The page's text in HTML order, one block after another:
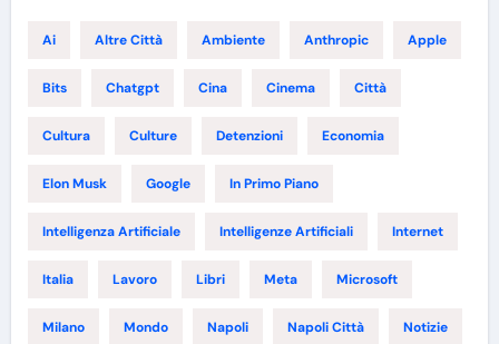
Ai Altre Città Ambiente Anthropic Apple
Bits Chatgpt Cina Cinema Città
Cultura Culture Detenzioni Economia
Elon Musk Google In Primo Piano
Intelligenza Artificiale Intelligenze Artificiali Internet
Italia Lavoro Libri Meta Microsoft
Milano Mondo Napoli Napoli Città Notizie